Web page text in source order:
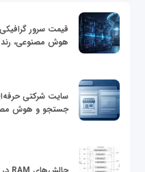
هوش مصنوعی،
سایت شرکتی
جستجو و هوش